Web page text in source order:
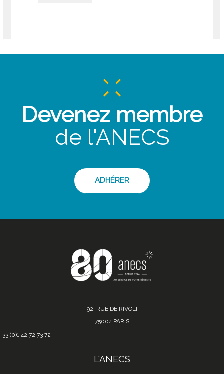
Devenez membre
de l'ANECS
ADHÉRER
92, RUE DE RIVOLI
75004 PARIS
+33 (0)1 42 72 73 72
L'ANECS